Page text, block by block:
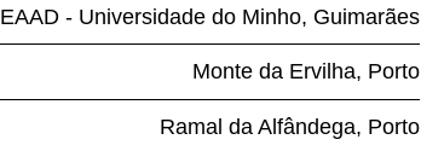
EAAD - Universidade do Minho, Guimarães
Monte da Ervilha, Porto
Ramal da Alfândega, Porto